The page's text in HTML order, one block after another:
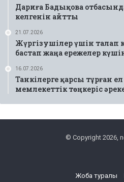
Дариға Бадықова
келгенін айтты
21.07.2026
Жүргізушілер үшін талап
бастап жаңа ережелер
16.07.2026
Танкілерге қарсы тұрған
мемлекеттік төңкеріс
© Copyright 2026,
Жоба туралы